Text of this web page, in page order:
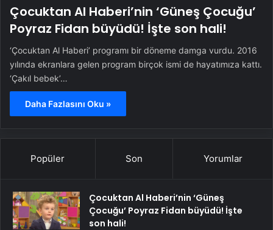
Çocuktan Al Haberi’nin ‘Güneş Çocuğu’
Poyraz Fidan büyüdü! İşte son hali!
‘Çocuktan Al Haberi’ programı bir döneme damga vurdu. 2016
yılında ekranlara gelen program birçok ismi de hayatımıza kattı.
‘Çakıl bebek’…
Daha Fazlasını Oku »
Popüler Son Yorumlar
Çocuktan Al Haberi’nin ‘Güneş
Çocuğu’ Poyraz Fidan büyüdü! İşte
son hali!